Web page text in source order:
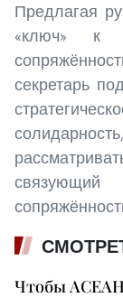
Предлагая
«ключ» к
секретарь
Чтобы АСЕАН